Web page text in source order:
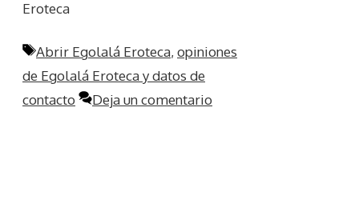
Eroteca
Etiquetas
Abrir Egolalá Eroteca, opiniones
de Egolalá Eroteca y datos de
contacto
Deja un comentario